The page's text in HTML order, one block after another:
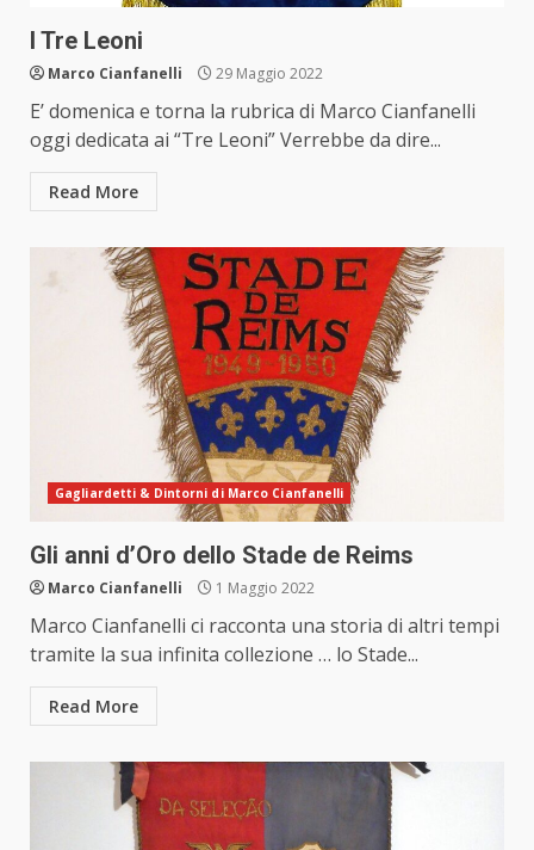
I Tre Leoni
Marco Cianfanelli 29 Maggio 2022
E’ domenica e torna la rubrica di Marco Cianfanelli
oggi dedicata ai “Tre Leoni” Verrebbe da dire...
Read More
Gagliardetti & Dintorni di Marco Cianfanelli
Gli anni d’Oro dello Stade de Reims
Marco Cianfanelli 1 Maggio 2022
Marco Cianfanelli ci racconta una storia di altri tempi
tramite la sua infinita collezione … lo Stade...
Read More